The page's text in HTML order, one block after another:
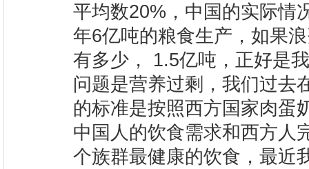
平均数20%，中国的实际情
年6亿吨的粮食生产，如果
有多少， 1.5亿吨，正好是
问题是营养过剩，我们过去
的标准是按照西方国家肉蛋
中国人的饮食需求和西方人
个族群最健康的饮食，最近